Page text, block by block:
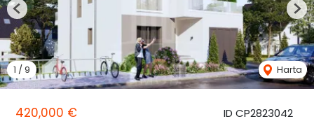
ID CP2823042
420,000 €
1 /9 Harta
Previous